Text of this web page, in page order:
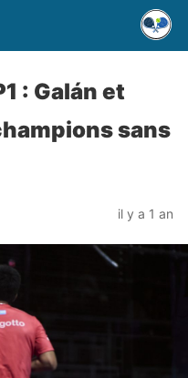
: Galán et
sans
il y a 1 an